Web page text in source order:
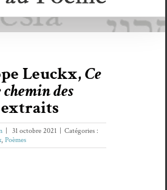
Leuckx,Ce
des
31 octobre 2021
Catégories :
, Poèmes